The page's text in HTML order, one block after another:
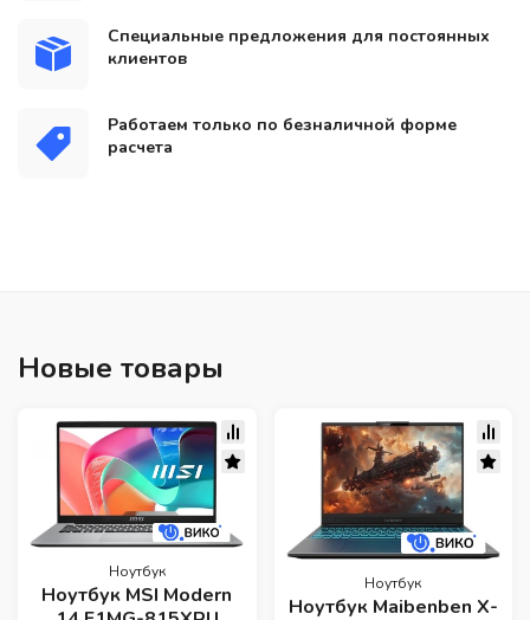
Специальные предложения для постоянных
клиентов
Работаем только по безналичной форме
расчета
Новые товары
Ноутбук
Ноутбук MSI Modern
Ноутбук
Ноутбук Maibenben X-